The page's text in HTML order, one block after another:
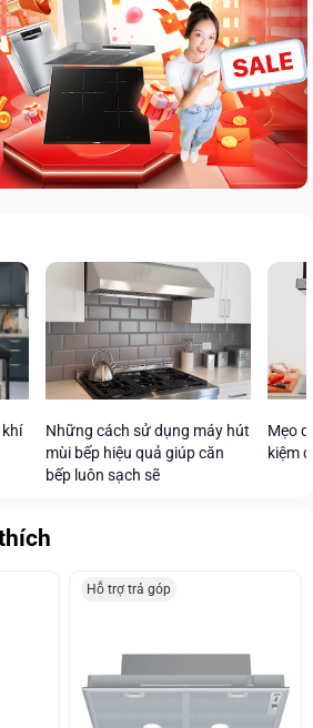
Những cách sử dụng máy hút
mùi bếp hiệu quả giúp căn
bếp luôn sạch sẽ
Mẹo
kiệm
Hỗ trợ trả góp